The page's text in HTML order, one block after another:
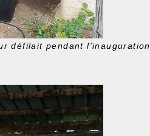
défilait pendant l'inauguration